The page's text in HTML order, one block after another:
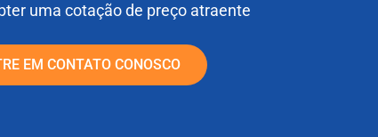
uma cotação de preço atraente
EM CONTATO CONOSCO